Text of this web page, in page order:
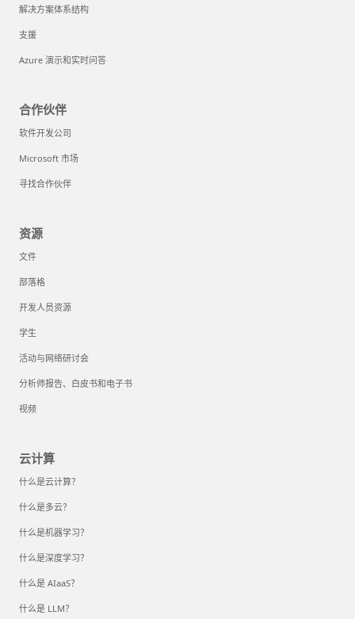
解决方案体系结构
支援
Azure 演示和实时问答
合作伙伴
软件开发公司
Microsoft 市场
寻找合作伙伴
资源
文件
部落格
开发人员资源
学生
活动与网络研讨会
分析师报告、白皮书和电子书
视频
云计算
什么是云计算？
什么是多云？
什么是机器学习？
什么是深度学习？
什么是 AIaaS？
什么是 LLM？